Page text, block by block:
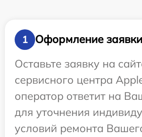
1
Оформление заявки
Оставьте заявку на
сервисного центра
оператор ответит на
для уточнения
условий ремонта